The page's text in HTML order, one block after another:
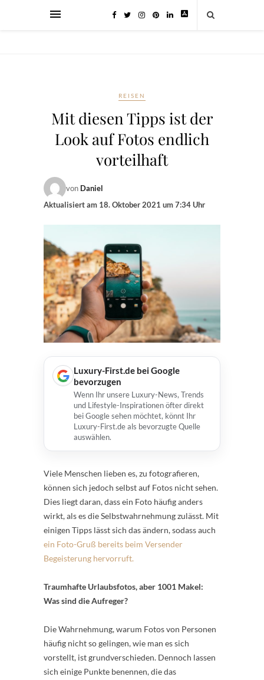
REISEN
Mit diesen Tipps ist der
Look auf Fotos endlich
vorteilhaft
von Daniel
Aktualisiert am 18. Oktober 2021 um 7:34 Uhr
Luxury-First.de bei Google
bevorzugen
Wenn Ihr unsere Luxury-News, Trends
und Lifestyle-Inspirationen öfter direkt
bei Google sehen möchtet, könnt Ihr
Luxury-First.de als bevorzugte Quelle
auswählen.
Viele Menschen lieben es, zu fotografieren,
können sich jedoch selbst auf Fotos nicht sehen.
Dies liegt daran, dass ein Foto häufig anders
wirkt, als es die Selbstwahrnehmung zulässt. Mit
einigen Tipps lässt sich das ändern, sodass auch
ein Foto-Gruß bereits beim Versender
Begeisterung hervorruft.
Traumhafte Urlaubsfotos, aber 1001 Makel:
Was sind die Aufreger?
Die Wahrnehmung, warum Fotos von Personen
häufig nicht so gelingen, wie man es sich
vorstellt, ist grundverschieden. Dennoch lassen
sich einige Punkte benennen, die das